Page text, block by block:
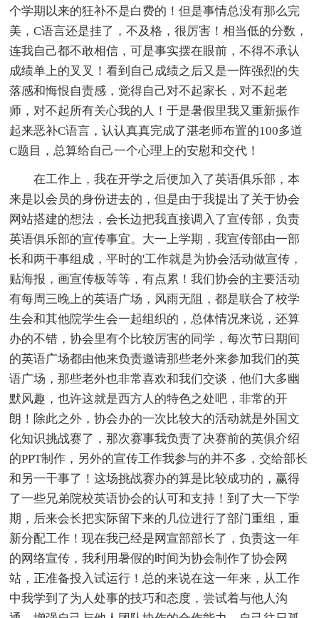
个学期以来的狂补不是白费的！但是事情总没有那么完
美，C语言还是挂了，不及格，很厉害！相当低的分数，
连我自己都不敢相信，可是事实摆在眼前，不得不承认
成绩单上的叉叉！看到自己成绩之后又是一阵强烈的失
落感和悔恨自责感，觉得自己对不起家长，对不起老
师，对不起所有关心我的人！于是暑假里我又重新振作
起来恶补C语言，认认真真完成了湛老师布置的100多道
C题目，总算给自己一个心理上的安慰和交代！
在工作上，我在开学之后便加入了英语俱乐部，本
来是以会员的身份进去的，但是由于我提出了关于协会
网站搭建的想法，会长边把我直接调入了宣传部，负责
英语俱乐部的宣传事宜。大一上学期，我宣传部由一部
长和两干事组成，平时的'工作就是为协会活动做宣传，
贴海报，画宣传板等等，有点累！我们协会的主要活动
有每周三晚上的英语广场，风雨无阻，都是联合了校学
生会和其他院学生会一起组织的，总体情况来说，还算
办的不错，协会里有个比较厉害的同学，每次节日期间
的英语广场都由他来负责邀请那些老外来参加我们的英
语广场，那些老外也非常喜欢和我们交谈，他们大多幽
默风趣，也许这就是西方人的特色之处吧，非常的开
朗！除此之外，协会办的一次比较大的活动就是外国文
化知识挑战赛了，那次赛事我负责了决赛前的英俱介绍
的PPT制作，另外的宣传工作我参与的并不多，交给部长
和另一干事了！这场挑战赛办的算是比较成功的，赢得
了一些兄弟院校英语协会的认可和支持！到了大一下学
期，后来会长把实际留下来的几位进行了部门重组，重
新分配工作！现在我已经是网宣部部长了，负责这一年
的网络宣传，我利用暑假的时间为协会制作了协会网
站，正准备投入试运行！总的来说在这一年来，从工作
中我学到了为人处事的技巧和态度，尝试着与他人沟